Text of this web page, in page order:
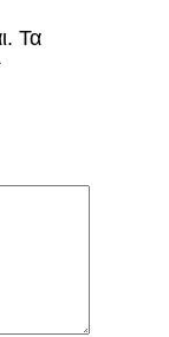
Τα